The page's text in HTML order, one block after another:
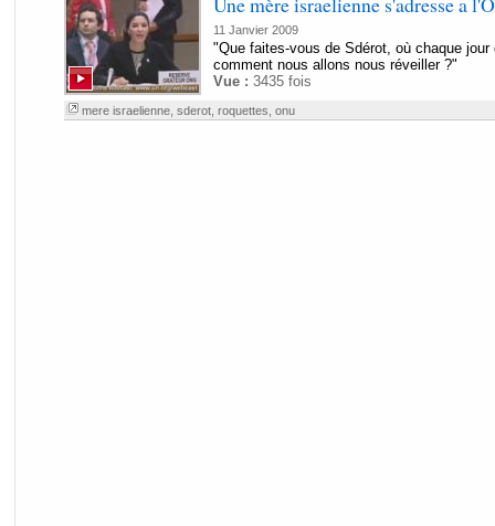
11 Janvier 2009
"Que faites-vous de Sdérot, où chaque
comment nous allons nous réveiller ?"
Vue : 3435 fois
mere israelienne, sderot, roquettes onu